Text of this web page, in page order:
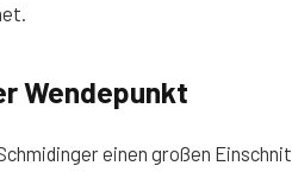
Wendepunkt
einen großen